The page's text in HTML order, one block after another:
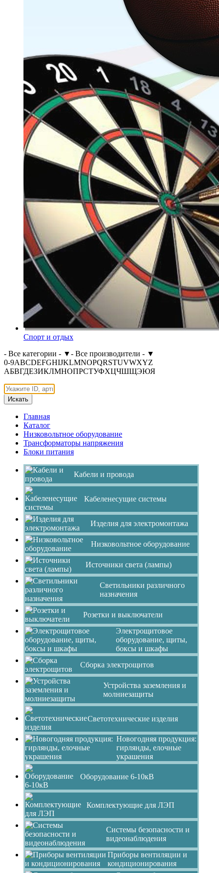
Спорт и отдых
- Все категории - ▼- Все производители - ▼
0-9ABCDEFGHIJKLMNOPQRSTUVWXYZ
АБВГДЕЗИКЛМНОПРСТУФХЦЧШЩЭЮЯ
Искать
Главная
Каталог
Низковольтное оборудование
Трансформаторы напряжения
Блоки питания
Кабели и провода
Кабеленесущие системы
Изделия для электромонтажа
Низковольтное оборудование
Источники света (лампы)
Светильники различного
назначения
Розетки и выключатели
Электрощитовое
оборудование, щиты,
боксы и шкафы
Сборка электрощитов
Устройства заземления и
молниезащиты
Светотехнические изделия
Новогодняя продукция:
гирлянды, елочные
украшения
Оборудование 6-10кВ
Комплектующие для ЛЭП
Системы безопасности и
видеонаблюдения
Приборы вентиляции и
кондиционирования